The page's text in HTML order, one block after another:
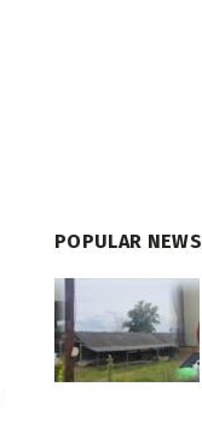
POPULAR NEWS